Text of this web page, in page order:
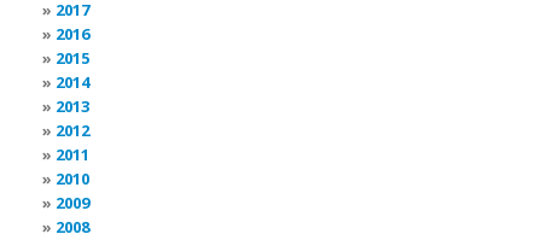
2017
2016
2015
2014
2013
2012
2011
2010
2009
2008